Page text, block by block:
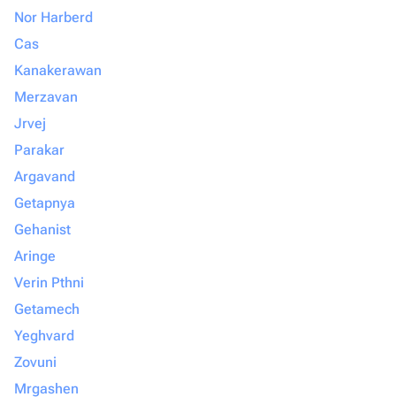
Nor Harberd
Cas
Kanakerawan
Merzavan
Jrvej
Parakar
Argavand
Getapnya
Gehanist
Aringe
Verin Pthni
Getamech
Yeghvard
Zovuni
Mrgashen